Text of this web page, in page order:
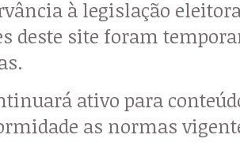
à legislação
deste site foram
ativo para
as normas